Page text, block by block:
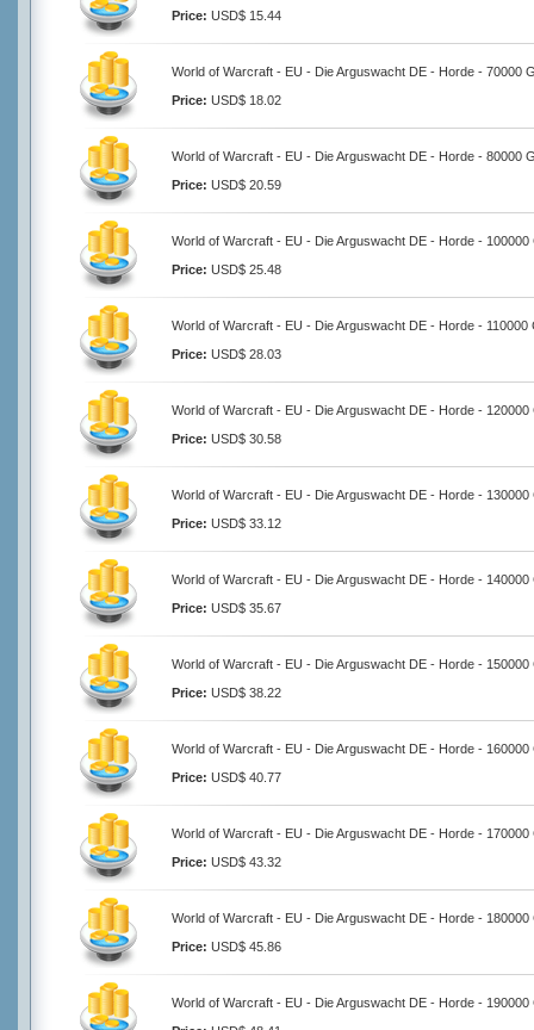
Price: USD$ 15.44
World of Warcraft - EU - Die Arguswacht DE - Horde - 70000
Price: USD$ 18.02
World of Warcraft - EU - Die Arguswacht DE - Horde - 80000
Price: USD$ 20.59
World of Warcraft - EU - Die Arguswacht DE - Horde - 100000
Price: USD$ 25.48
World of Warcraft - EU - Die Arguswacht DE - Horde - 110000
Price: USD$ 28.03
World of Warcraft - EU - Die Arguswacht DE - Horde - 120000
Price: USD$ 30.58
World of Warcraft - EU - Die Arguswacht DE - Horde - 130000
Price: USD$ 33.12
World of Warcraft - EU - Die Arguswacht DE - Horde - 140000
Price: USD$ 35.67
World of Warcraft - EU - Die Arguswacht DE - Horde - 150000
Price: USD$ 38.22
World of Warcraft - EU - Die Arguswacht DE - Horde - 160000
Price: USD$ 40.77
World of Warcraft - EU - Die Arguswacht DE - Horde - 170000
Price: USD$ 43.32
World of Warcraft - EU - Die Arguswacht DE - Horde - 180000
Price: USD$ 45.86
World of Warcraft - EU - Die Arguswacht DE - Horde - 190000